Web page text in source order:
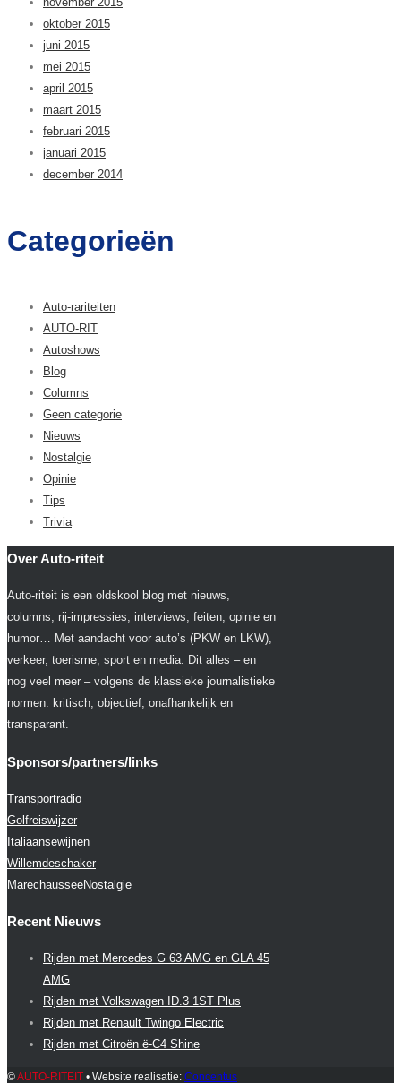
oktober 2015
juni 2015
mei 2015
april 2015
maart 2015
februari 2015
januari 2015
december 2014
Categorieën
Auto-rariteiten
AUTO-RIT
Autoshows
Blog
Columns
Geen categorie
Nieuws
Nostalgie
Opinie
Tips
Trivia
Over Auto-riteit
Auto-riteit is een oldskool blog met nieuws,
columns, rij-impressies, interviews, feiten, opinie en
humor… Met aandacht voor auto’s (PKW en LKW),
verkeer, toerisme, sport en media. Dit alles – en
nog veel meer – volgens de klassieke journalistieke
normen: kritisch, objectief, onafhankelijk en
transparant.
Sponsors/partners/links
Transportradio
Golfreiswijzer
Italiaansewijnen
Willemdeschaker
MarechausseeNostalgie
Recent Nieuws
Rijden met Mercedes G 63 AMG en GLA 45
AMG
Rijden met Volkswagen ID.3 1ST Plus
Rijden met Renault Twingo Electric
Rijden met Citroën ë-C4 Shine
©AUTO-RITEIT • Website realisatie: Concentus